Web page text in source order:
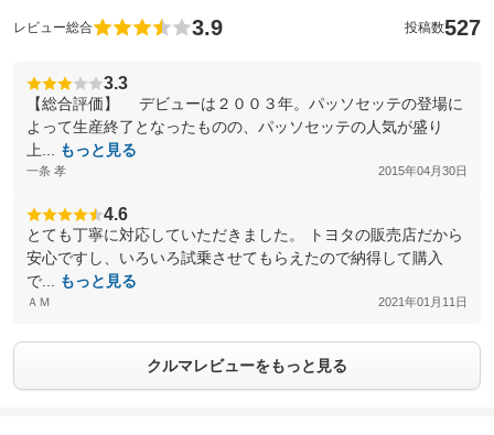
レビュー総合 3.9 投稿数527
3.3
【総合評価】 デビューは２００３年。パッソセッテの登場に
よって生産終了となったものの、パッソセッテの人気が盛り
上...
もっと見る
一条 孝 2015年04月30日
4.6
とても丁寧に対応していただきました。 トヨタの販売店だから
安心ですし、いろいろ試乗させてもらえたので納得して購入
で...
もっと見る
ＡＭ 2021年01月11日
クルマレビューをもっと見る